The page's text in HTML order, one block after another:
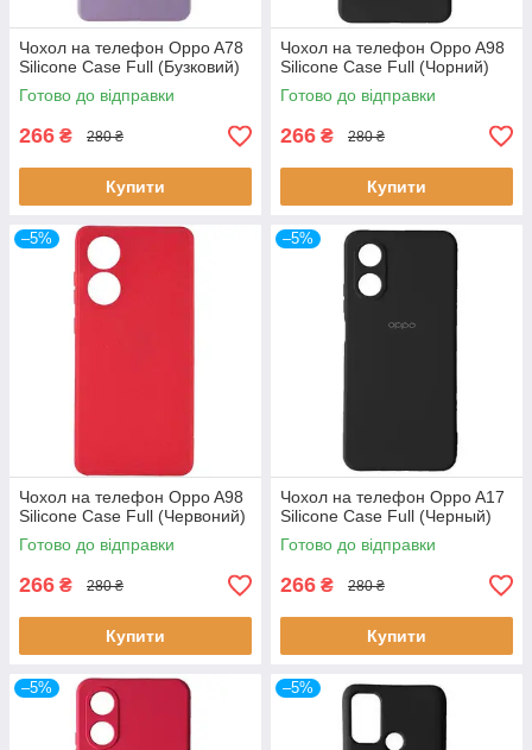
Чохол на телефон Oppo A78
Silicone Case Full (Бузковий)
Готово до відправки
266 ₴ 280 ₴
Купити
Чохол на телефон Oppo A98
Silicone Case Full (Чорний)
Готово до відправки
266 ₴ 280 ₴
Купити
–5%
Чохол на телефон Oppo A98
Silicone Case Full (Червоний)
Готово до відправки
266 ₴ 280 ₴
Купити
–5%
Чохол на телефон Oppo A17
Silicone Case Full (Черный)
Готово до відправки
266 ₴ 280 ₴
Купити
–5% –5%